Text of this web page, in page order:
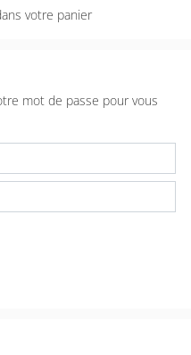
votre panier
mot de passe pour vous